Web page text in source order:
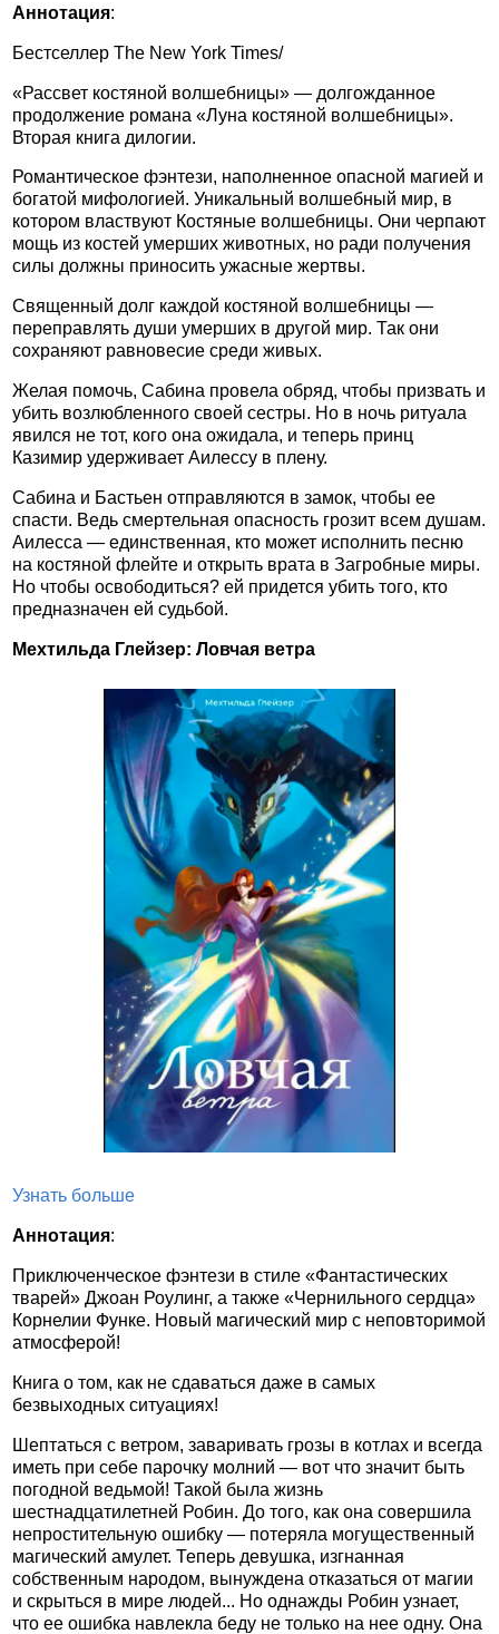
Аннотация:
Бестселлер The New York Times/
«Рассвет костяной волшебницы» — долгожданное
продолжение романа «Луна костяной волшебницы».
Вторая книга дилогии.
Романтическое фэнтези, наполненное опасной магией и
богатой мифологией. Уникальный волшебный мир, в
котором властвуют Костяные волшебницы. Они черпают
мощь из костей умерших животных, но ради получения
силы должны приносить ужасные жертвы.
Священный долг каждой костяной волшебницы —
переправлять души умерших в другой мир. Так они
сохраняют равновесие среди живых.
Желая помочь, Сабина провела обряд, чтобы призвать и
убить возлюбленного своей сестры. Но в ночь ритуала
явился не тот, кого она ожидала, и теперь принц
Казимир удерживает Аилессу в плену.
Сабина и Бастьен отправляются в замок, чтобы ее
спасти. Ведь смертельная опасность грозит всем душам.
Аилесса — единственная, кто может исполнить песню
на костяной флейте и открыть врата в Загробные миры.
Но чтобы освободиться? ей придется убить того, кто
предназначен ей судьбой.
Мехтильда Глейзер: Ловчая ветра
Узнать больше
Аннотация:
Приключенческое фэнтези в стиле «Фантастических
тварей» Джоан Роулинг, а также «Чернильного сердца»
Корнелии Функе. Новый магический мир с неповторимой
атмосферой!
Книга о том, как не сдаваться даже в самых
безвыходных ситуациях!
Шептаться с ветром, заваривать грозы в котлах и всегда
иметь при себе парочку молний — вот что значит быть
погодной ведьмой! Такой была жизнь
шестнадцатилетней Робин. До того, как она совершила
непростительную ошибку — потеряла могущественный
магический амулет. Теперь девушка, изгнанная
собственным народом, вынуждена отказаться от магии
и скрыться в мире людей... Но однажды Робин узнает,
что ее ошибка навлекла беду не только на нее одну. Она